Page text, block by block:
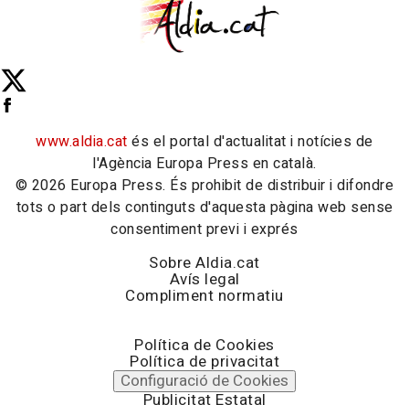
www.aldia.cat és el portal d'actualitat i notícies de
l'Agència Europa Press en català.
© 2026 Europa Press. És prohibit de distribuir i difondre
tots o part dels continguts d'aquesta pàgina web sense
consentiment previ i exprés
Sobre Aldia.cat
Avís legal
Compliment normatiu
Política de Cookies
Política de privacitat
Configuració de Cookies
Publicitat Estatal